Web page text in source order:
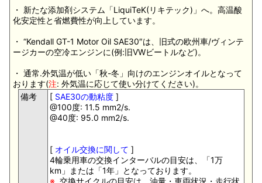
・ 新たな添加剤システム「LiquiTeK(リキテック)」へ。高温酸
化安定性と省燃費性が向上しています。
・ “Kendall GT-1 Motor Oil SAE30″は、旧式の欧州車/ヴィンテ
ージカーの空冷エンジンに(例:旧VWビートルなど)。
・ 通常.外気温が低い「秋-冬」向けのエンジンオイルとなって
おります(注: 外気温に応じて使い分けてください)。
備考
[ SAE30の動粘度]
@100度: 11.5 mm2/s.
@40度: 95.0 mm2/s.
[ オイル交換に関して ]
4輪乗用車の交換インターバルの目安は、「1万
km」または「1年」となっております。
※ . 交換サイクルの目安は、油量・車両状況・走行状